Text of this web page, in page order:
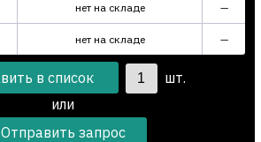
нет на складе —
нет на складе —
шт.
или
Отправить запрос